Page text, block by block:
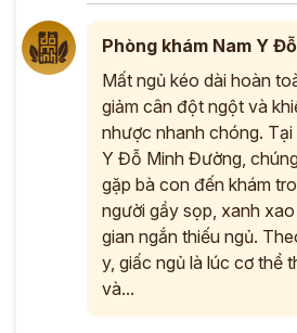
Phòng khám Nam Y
Mất ngủ kéo dài hoàn
giảm cân đột ngột và
nhược nhanh chóng.
Y Đỗ Minh Đường,
gặp bà con đến khám
người gầy sọp, xanh
gian ngắn thiếu ngủ.
y, giấc ngủ là lúc cơ thể
và...